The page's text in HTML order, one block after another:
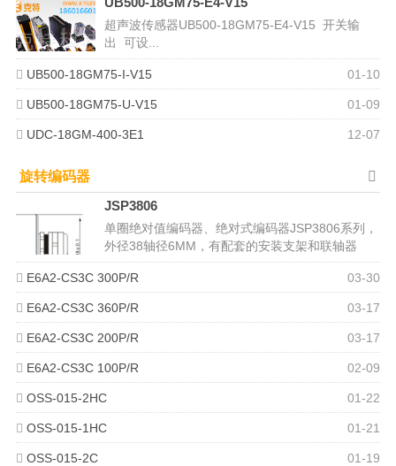
超声波传感器UB500-18GM75-E4-V15 开关输
出 可设...
01-10
UB500-18GM75-I-V15
01-09
UB500-18GM75-U-V15
12-07
UDC-18GM-400-3E1
旋转编码器
JSP3806
单圈绝对值编码器、绝对式编码器JSP3806系列，
外径38轴径6MM，有配套的安装支架和联轴器
（常规孔径有6mm-6mm...
03-30
E6A2-CS3C 300P/R
03-17
E6A2-CS3C 360P/R
03-17
E6A2-CS3C 200P/R
02-09
E6A2-CS3C 100P/R
01-22
OSS-015-2HC
01-21
OSS-015-1HC
01-19
OSS-015-2C